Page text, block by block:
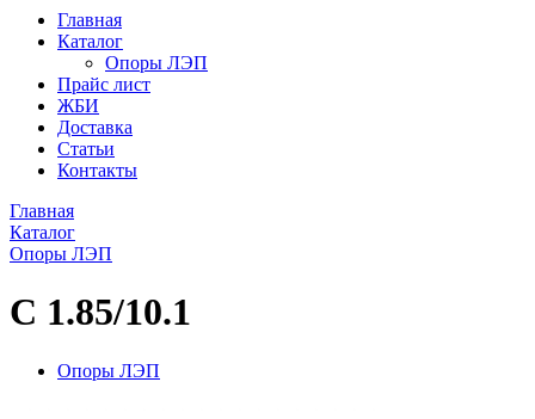
Главная
Каталог
Опоры ЛЭП
Прайс лист
ЖБИ
Доставка
Статьи
Контакты
Главная
Каталог
Опоры ЛЭП
С 1.85/10.1
Опоры ЛЭП